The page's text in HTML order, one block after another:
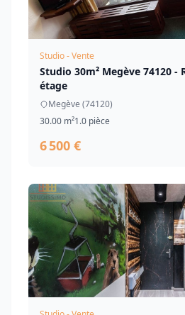
Studio - Vente
Studio 30m² Megève 74120 -
étage
Megève (74120)
30.00 m²1.0 pièce
6 500 €